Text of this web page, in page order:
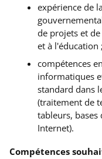
expérience de
de projets et
et à l'éducation ;
compétences
informatiques
standard dans
(traitement de
tableurs,
Internet).
Compétences